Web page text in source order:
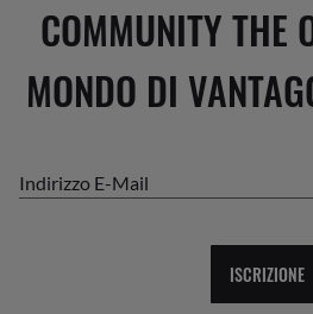
COMMUNITY THE
MONDO DI
Indirizzo E-Mail
ISCRIZIONE